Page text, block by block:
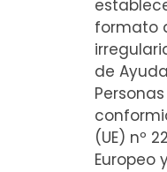
formato
de
(UE) nº
Europeo